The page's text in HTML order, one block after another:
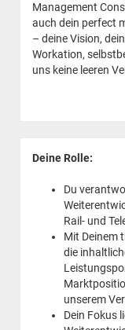
Management
auch dein perfect
– deine Vision,
Workation,
uns keine leeren
Deine Rolle:
Du
Rail- und
Mit Deinem
die
unserem
Dein Fokus